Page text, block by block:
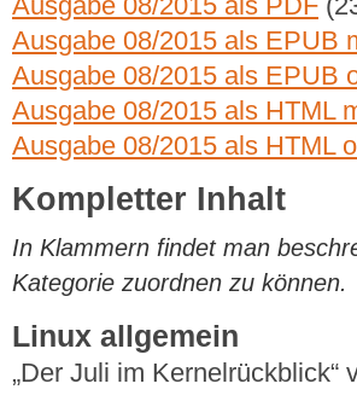
Ausgabe 08/2015 als EPUB
Ausgabe 08/2015 als EPUB
Ausgabe 08/2015 als HTML
Ausgabe 08/2015 als HTML
Kompletter Inhalt
In Klammern findet man
Kategorie zuordnen zu können.
Linux allgemein
„Der Juli im